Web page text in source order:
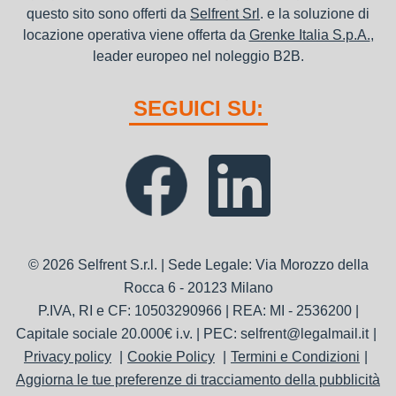
questo sito sono offerti da Selfrent Srl . e la soluzione di
locazione operativa viene offerta da Grenke Italia S.p.A.,
leader europeo nel noleggio B2B.
SEGUICI SU:
© 2026 Selfrent S.r.l. | Sede Legale: Via Morozzo della
Rocca 6 - 20123 Milano
P.IVA, RI e CF: 10503290966 | REA: MI - 2536200 |
Capitale sociale 20.000€ i.v. | PEC: selfrent@legalmail.it
Privacy policy
Cookie Policy
Termini e Condizioni
Aggiorna le tue preferenze di tracciamento della pubblicità